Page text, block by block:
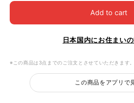
Add to cart
日本国内にお住まい
※この商品は3点までのご注文とさせていただきます。
この商品をアプリで